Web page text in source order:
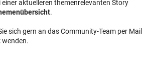
einer aktuelleren themenrelevanten Story
.
sich gern an das Community-Team per Mail
wenden.